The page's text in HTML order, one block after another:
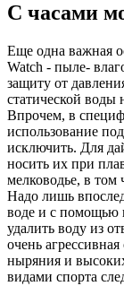
С часами
Еще одна важная
Watch - пыле-
защиту от
статической воды
Впрочем, в
использование
исключить. Для
носить их при
мелководье, в том
Надо лишь
воде и с помощью
удалить воду из
очень
ныряния и
видами спорта